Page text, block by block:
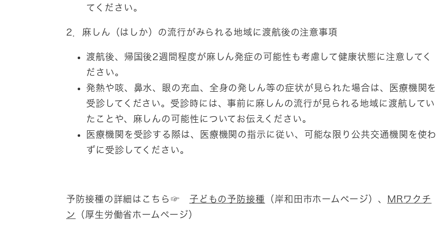
てください。
2．麻しん（はしか）の流行がみられる地域に渡航後の注意事項
渡航後、帰国後2週間程度が麻しん発症の可能性も考慮して健康状態に注意してく
ださい。
発熱や咳、鼻水、眼の充血、全身の発しん等の症状が見られた場合は、医療機関を
受診してください。受診時には、事前に麻しんの流行が見られる地域に渡航してい
たことや、麻しんの可能性についてお伝えください。
医療機関を受診する際は、医療機関の指示に従い、可能な限り公共交通機関を使わ
ずに受診してください。
予防接種の詳細はこちら☞ 子どもの予防接種 （岸和田市ホームページ）、
MRワクチ
ン
（厚生労働省ホームページ）